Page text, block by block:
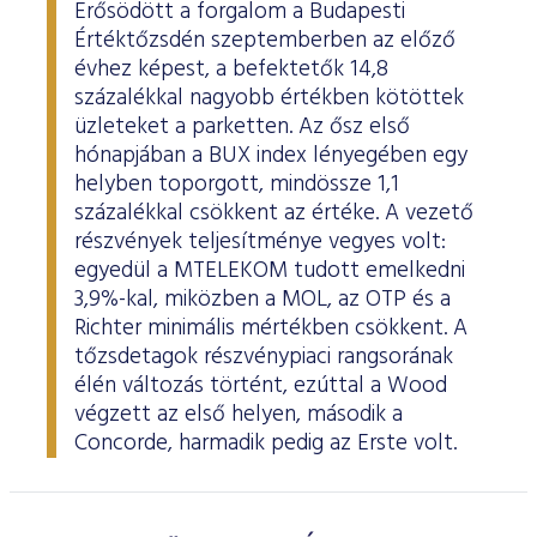
Erősödött a forgalom a Budapesti
Értéktőzsdén szeptemberben az előző
évhez képest, a befektetők 14,8
százalékkal nagyobb értékben kötöttek
üzleteket a parketten. Az ősz első
hónapjában a BUX index lényegében egy
helyben toporgott, mindössze 1,1
százalékkal csökkent az értéke. A vezető
részvények teljesítménye vegyes volt:
egyedül a MTELEKOM tudott emelkedni
3,9%-kal, miközben a MOL, az OTP és a
Richter minimális mértékben csökkent. A
tőzsdetagok részvénypiaci rangsorának
élén változás történt, ezúttal a Wood
végzett az első helyen, második a
Concorde, harmadik pedig az Erste volt.